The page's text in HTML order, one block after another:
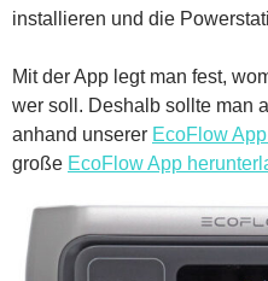
installieren und die
Mit der App legt man fest,
wer soll. Deshalb sollte man
anhand unserer EcoFlow
große EcoFlow App